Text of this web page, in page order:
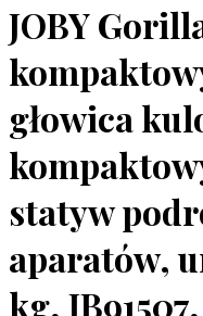
JOBY
głowica
statyw
aparatów,
kg,